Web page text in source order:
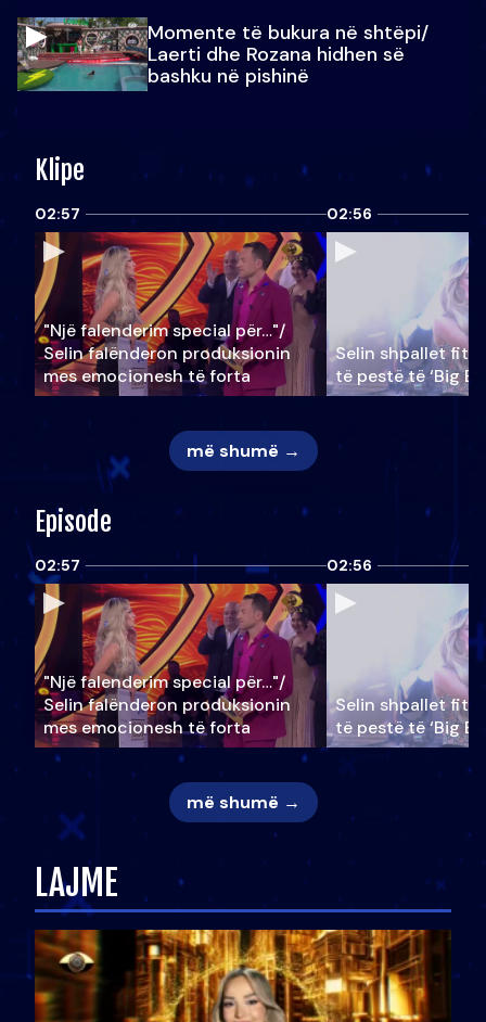
Momente të bukura në shtëpi/
Laerti dhe Rozana hidhen së
bashku në pishinë
Klipe
02:57
"Një falenderim special për…"/
Selin falënderon produksionin
mes emocionesh të forta
02:56
Selin shpallet
të pestë të ‘Big
më shumë →
Episode
02:57
"Një falenderim special për…"/
Selin falënderon produksionin
mes emocionesh të forta
02:56
Selin shpallet
të pestë të ‘Big
më shumë →
LAJME